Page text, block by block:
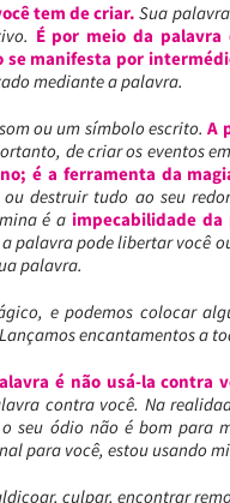
tem de criar. Sua
É por meio da
se manifesta por
mediante a palavra.
ou um símbolo escrito.A
de criar os eventos
é a ferramenta da
destruir tudo ao seu
é aimpecabilidade da
palavra pode libertar você
palavra.
e podemos colocar
encantamentos a
é não usá-la contra
contra você. Na
seu ódio não é bom para
para você, estou usando
culpar, encontrar